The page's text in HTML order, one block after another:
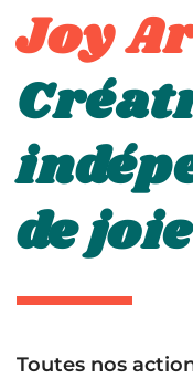
Joy
de joie
Toutes nos